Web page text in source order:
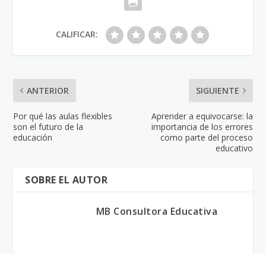
CALIFICAR:
ANTERIOR
Por qué las aulas flexibles
son el futuro de la
educación
SIGUIENTE
Aprender a equivocarse: la
importancia de los errores
como parte del proceso
educativo
SOBRE EL AUTOR
MB Consultora Educativa